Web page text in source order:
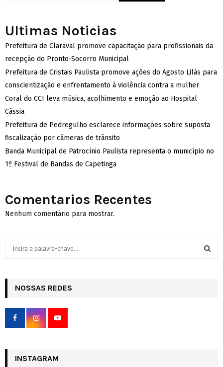
Ultimas Noticias
Prefeitura de Claraval promove capacitação para profissionais da
recepção do Pronto-Socorro Municipal
Prefeitura de Cristais Paulista promove ações do Agosto Lilás para
conscientização e enfrentamento à violência contra a mulher
Coral do CCI leva música, acolhimento e emoção ao Hospital
Cássia
Prefeitura de Pedregulho esclarece informações sobre suposta
fiscalização por câmeras de trânsito
Banda Municipal de Patrocínio Paulista representa o município no
1º Festival de Bandas de Capetinga
Comentarios Recentes
Nenhum comentário para mostrar.
h
f
r
NOSSAS REDES
INSTAGRAM